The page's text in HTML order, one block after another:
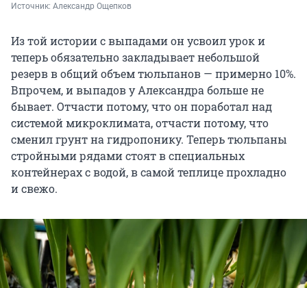
Источник: Александр Ощепков
Из той истории с выпадами он усвоил урок и
теперь обязательно закладывает небольшой
резерв в общий объем тюльпанов — примерно 10%.
Впрочем, и выпадов у Александра больше не
бывает. Отчасти потому, что он поработал над
системой микроклимата, отчасти потому, что
сменил грунт на гидропонику. Теперь тюльпаны
стройными рядами стоят в специальных
контейнерах с водой, в самой теплице прохладно
и свежо.